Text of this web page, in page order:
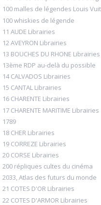
100 malles de légendes Louis
100 whiskies de légende
11 AUDE Librairies
12 AVEYRON Librairies
13 BOUCHES DU RHONE Librairies
13ème RDP au-delà du possible
14 CALVADOS Librairies
15 CANTAL Librairies
16 CHARENTE Librairies
17 CHARENTE MARITIME Librairies
1789
18 CHER Librairies
19 CORREZE Librairies
20 CORSE Librairies
200 répliques cultes du cinéma
2033, Atlas des futurs du monde
21 COTES D'OR Librairies
22 COTES D'ARMOR Librairies